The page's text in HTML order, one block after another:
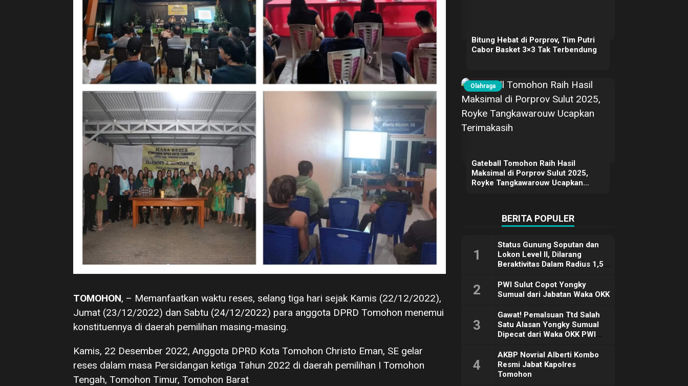
TOMOHON, – Memanfaatkan waktu reses, selang tiga hari sejak Kamis (22/12/2022),
Jumat (23/12/2022) dan Sabtu (24/12/2022) para anggota DPRD Tomohon menemui
konstituennya di daerah pemilihan masing-masing.
Kamis, 22 Desember 2022, Anggota DPRD Kota Tomohon Christo Eman, SE gelar
reses dalam masa Persidangan ketiga Tahun 2022 di daerah pemilihan I Tomohon
Tengah, Tomohon Timur, Tomohon Barat
Bitung Hebat di Porprov, Tim Putri
Cabor Basket 3×3 Tak Terbendung
Olahraga
Gateball Tomohon Raih Hasil
Maksimal di Porprov Sulut 2025,
Royke Tangkawarouw Ucapkan
BERITA POPULER
1
Status Gunung Soputan dan
Lokon Level II, Dilarang
Beraktivitas Dalam Radius 1,5
2
PWI Sulut Copot Yongky
Sumual dari Jabatan Waka OKK
3
Gawat! Pemalsuan Ttd Salah
Satu Alasan Yongky Sumual
Dipecat dari Waka OKK PWI
4
AKBP Novrial Alberti Kombo
Resmi Jabat Kapolres
Tomohon